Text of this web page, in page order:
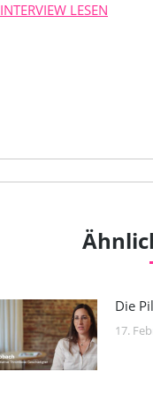
INTERVIEW LESEN
Die
17.